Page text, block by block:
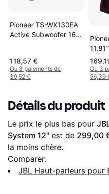
Pioneer TS-WX130EA
Active Subwoofer 160
118,57 €
Ou 3 paiements de
39,52 €
11.81"
Ou 3
56,39
Détails du produit
Le prix le plus bas pour
System 12" est de 299,00
la moins chère.
Comparer:
JBL Haut-parleurs pour